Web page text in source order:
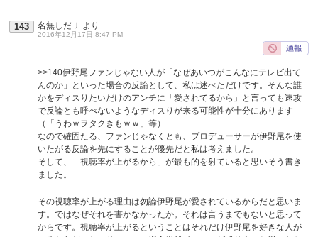
143 名無しだＪ より
2016年12月17日 8:47 PM
>>140伊野尾ファンじゃない人が「なぜあいつがこんなにテレビ出て
んのか」といった場合の反論として、私は述べただけです。そんな誰
かをディスりたいだけのアンチに「愛されてるから」と言っても速攻
で反論とも呼べないようなディスりが来る可能性が十分にあります
（「うわｗヲタクきもｗｗ」等）
なので確固たる、ファンじゃなくとも、プロデューサーが伊野尾を使
いたがる反論を先にすることが優先だと私は考えました。
そして、「視聴率が上がるから」が最も的を射ていると思いそう書き
ました。
その視聴率が上がる理由は勿論伊野尾が愛されているからだと思いま
す。ではなぜそれを書かなかったか。それは言うまでもないと思って
からです。視聴率が上がるということはそれだけ伊野尾を好きな人が